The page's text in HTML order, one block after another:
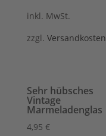
inkl. MwSt.
zzgl. Versandkosten
Sehr hübsches
Vintage
Marmeladenglas
4,95 €